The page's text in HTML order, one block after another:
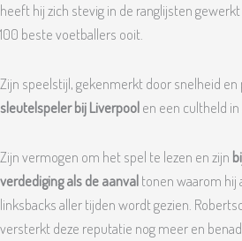
heeft hij zich stevig in de ranglijsten
100 beste voetballers ooit.
Zijn speelstijl, gekenmerkt door snelheid
sleutelspeler bij Liverpoolen een cultheld
Zijn vermogen om het spel te lezen en zijn
verdediging als de aanvaltonen waarom hij
linksbacks aller tijden wordt gezien.
versterkt deze reputatie nog meer en